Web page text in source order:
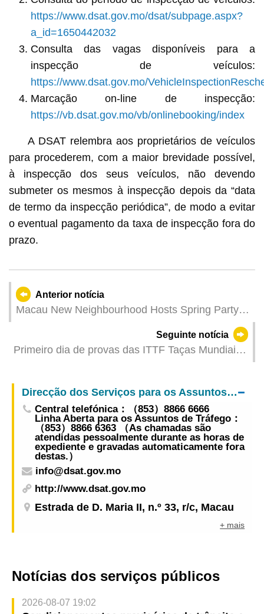
https://www.dsat.gov.mo/dsat/subpage.aspx?
a_id=1650442032
Consulta das vagas disponíveis para a
inspecção de veículos:
https://www.dsat.gov.mo/
Marcação on-line de inspecção:
https://vb.dsat.gov.mo/vb/onlinebooking/index
A DSAT relembra aos proprietários de veículos
para procederem, com a maior brevidade possível,
à inspecção dos seus veículos, não devendo
submeter os mesmos à inspecção depois da “data
de termo da inspecção periódica”, de modo a evitar
o eventual pagamento da taxa de inspecção fora do
prazo.
Anterior notícia
Macau New Neighbourhood Hosts Spring Party
Seguinte notícia
Primeiro dia de provas das ITTF Taças Mundiais
Direcção dos Serviços para os Assuntos de Tráfego
Central telefónica：（853）8866 6666
Linha Aberta para os Assuntos de Tráfego：
（853）8866 6363 （As chamadas são
atendidas pessoalmente durante as horas de
expediente e gravadas automaticamente fora
destas.）
info@dsat.gov.mo
http://www.dsat.gov.mo
Estrada de D. Maria II, n.º 33, r/c, Macau
+ mais
Notícias dos serviços públicos
2026-08-07 19:02